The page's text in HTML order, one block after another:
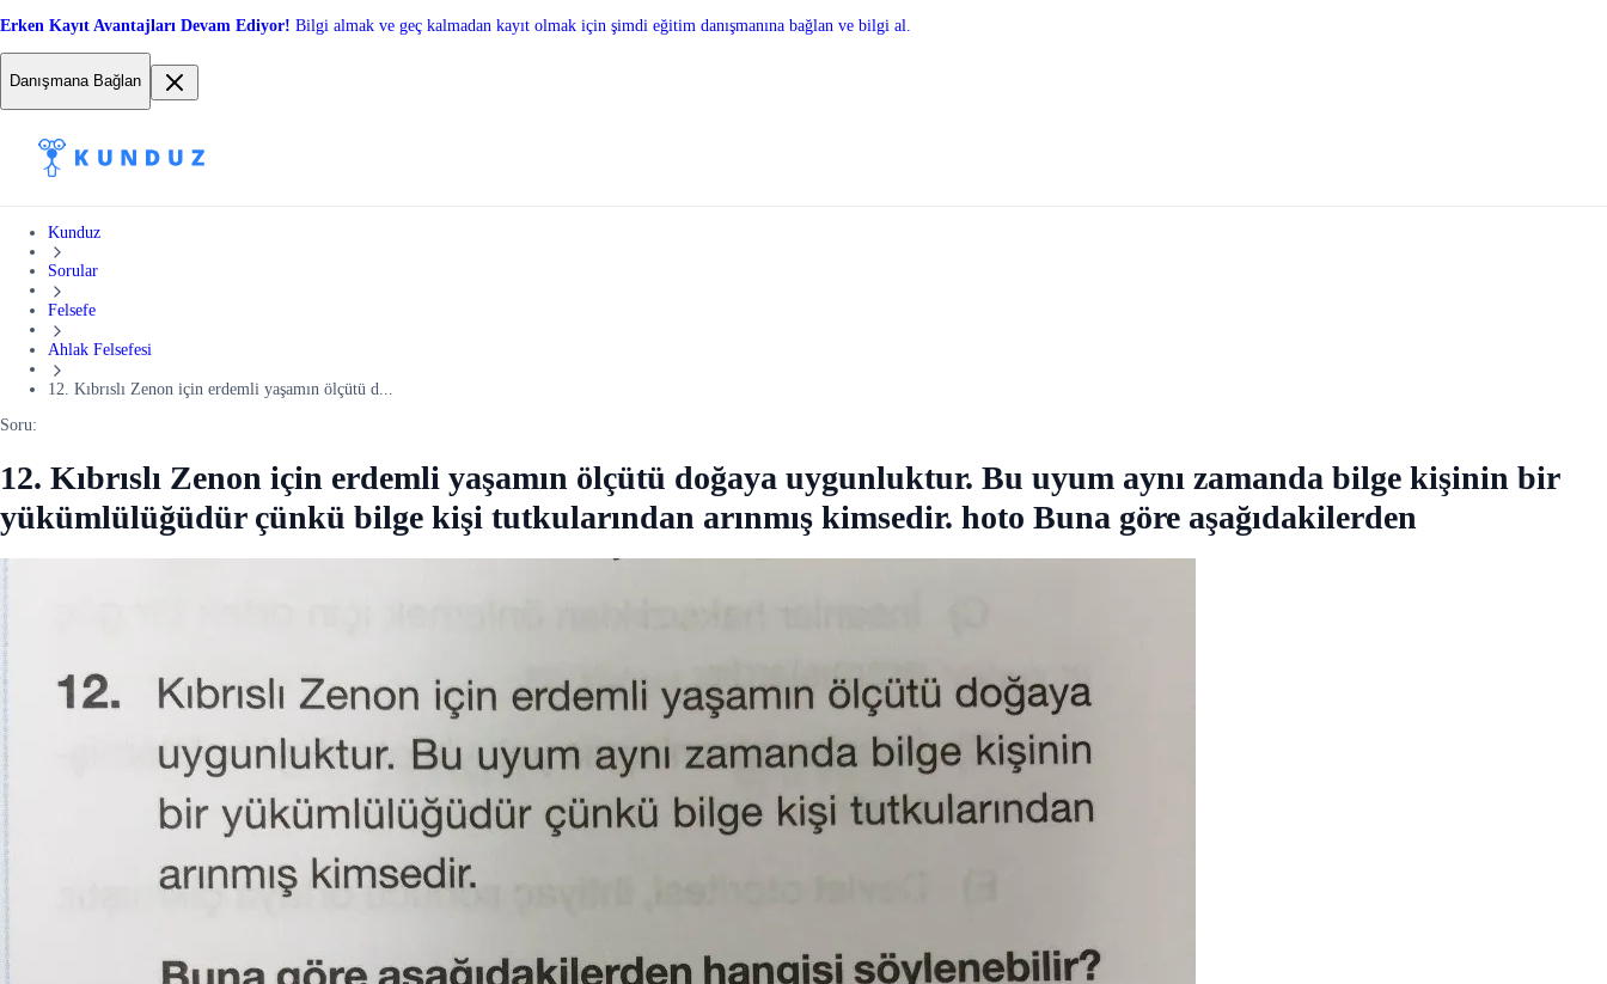
Erken Kayıt Avantajları Devam Ediyor! Bilgi almak ve geç kalmadan kayıt olmak için şimdi eğitim danışmanına bağlan ve bilgi al.
Danışmana Bağlan
Kunduz
Sorular
Felsefe
Ahlak Felsefesi
12. Kıbrıslı Zenon için erdemli yaşamın ölçütü d...
Soru:
12. Kıbrıslı Zenon için erdemli yaşamın ölçütü doğaya uygunluktur. Bu uyum aynı zamanda bilge kişinin bir
yükümlülüğüdür çünkü bilge kişi tutkularından arınmış kimsedir. hoto Buna göre aşağıdakilerden